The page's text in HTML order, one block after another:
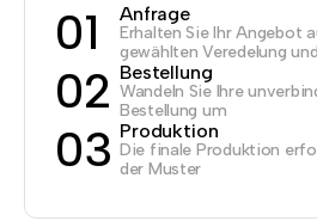
01 Anfrage
Erhalten Sie Ihr Angebot
gewählten Veredelung
02 Bestellung
Wandeln Sie Ihre
Bestellung um
03 Produktion
Die finale Produktion
der Muster